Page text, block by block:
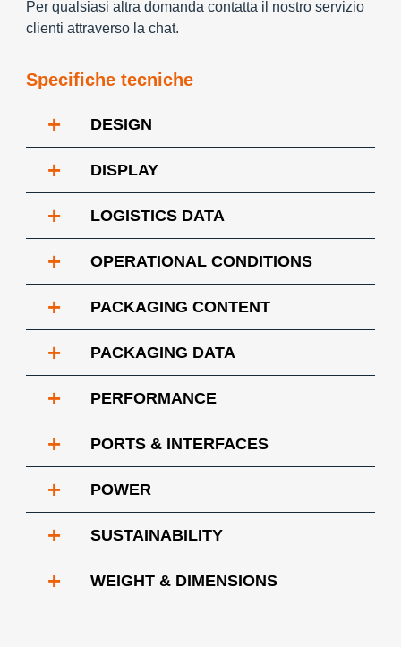
Per qualsiasi altra domanda contatta il nostro servizio
clienti attraverso la chat.
Specifiche tecniche
+ DESIGN
+ DISPLAY
+ LOGISTICS DATA
+ OPERATIONAL CONDITIONS
+ PACKAGING CONTENT
+ PACKAGING DATA
+ PERFORMANCE
+ PORTS & INTERFACES
+ POWER
+ SUSTAINABILITY
+ WEIGHT & DIMENSIONS